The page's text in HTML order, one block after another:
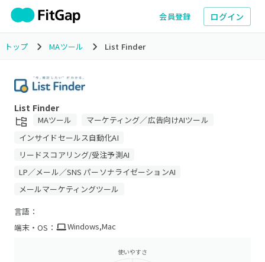
会員登録 ログイン
トップ MAツール List Finder
List Finder
MAツール
マーケティング／広告向けAIツール
インサイドセールス自動化AI
リードスコアリング/受注予測AI
LP／メール／SNS パーソナライゼーションAI
メールマーケティングツール
言語：
端末・OS：
Windows,Mac
使いやすさ